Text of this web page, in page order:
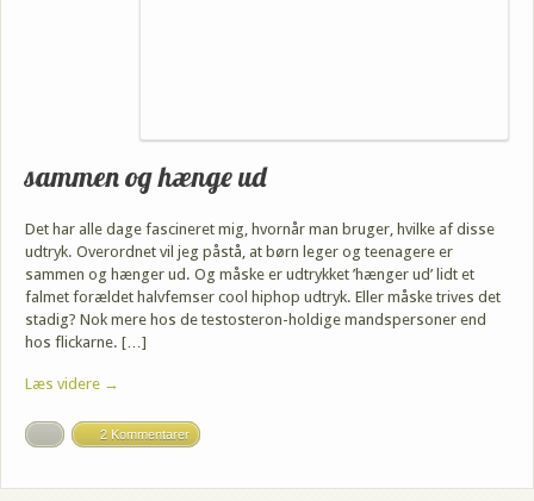
sammen og hænge ud
Det har alle dage fascineret mig, hvornår man bruger, hvilke af disse
udtryk. Overordnet vil jeg påstå, at børn leger og teenagere er
sammen og hænger ud. Og måske er udtrykket ’hænger ud’ lidt et
falmet forældet halvfemser cool hiphop udtryk. Eller måske trives det
stadig? Nok mere hos de testosteron-holdige mandspersoner end
hos flickarne. […]
Læs videre →
2 Kommentarer